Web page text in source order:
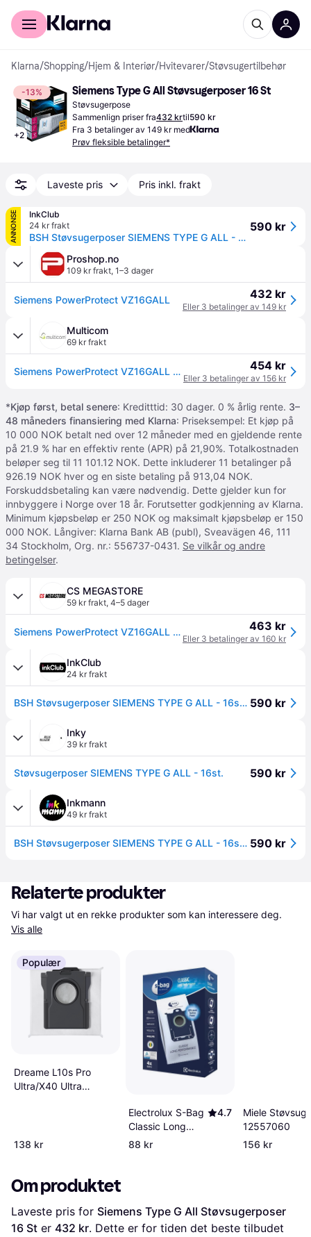
For kunder
Klarna/Shopping/Hjem & Interiør/Hvitevarer/Støvsugertilbehør
-13%
+2
Siemens Type G All Støvsugerposer 16 St
Støvsugerpose
Sammenlign priser fra432 krtil590 kr
Fra 3 betalinger av 149 kr med
Prøv fleksible betalinger*
Laveste pris Pris inkl. frakt
ANNONSE
InkClub
24 kr frakt
BSH Støvsugerposer SIEMENS TYPE G ALL - 16st. VZ16GALL Tilsvarer: N/A
590 kr
Proshop.no
109 kr frakt, 1–3 dager
Siemens PowerProtect VZ16GALL 432 kr
Eller 3 betalinger av 149 kr
Multicom
69 kr frakt
Siemens PowerProtect VZ16GALL - pose (VZ16GALL) 454 kr
Eller 3 betalinger av 156 kr
*Kjøp først, betal senere: Kreditttid: 30 dager. 0 % årlig rente. 3–
48 måneders finansiering med Klarna: Priseksempel: Et kjøp på
10 000 NOK betalt ned over 12 måneder med en gjeldende rente
på 21.9 % har en effektiv rente (APR) på 21,90%. Totalkostnaden
beløper seg til 11 101.12 NOK. Dette inkluderer 11 betalinger på
926.19 NOK hver og en siste betaling på 913,04 NOK.
Forskuddsbetaling kan være nødvendig. Dette gjelder kun for
innbyggere i Norge over 18 år. Forutsetter godkjenning av Klarna.
Minimum kjøpsbeløp er 250 NOK og maksimalt kjøpsbeløp er 150
000 NOK. Långiver: Klarna Bank AB (publ), Sveavägen 46, 111
34 Stockholm, Org. nr.: 556737-0431. Se vilkår og andre
betingelser.
CS MEGASTORE
59 kr frakt, 4–5 dager
Siemens PowerProtect VZ16GALL - Pose - for støvsuger (en pakke 16) - for Q5.0 allergy Z7.0 allergyPlus Z7.0 family allergyPlus 463 kr
Eller 3 betalinger av 160 kr
InkClub
24 kr frakt
BSH Støvsugerposer SIEMENS TYPE G ALL - 16st. VZ16GALL Tilsvarer: N/A 590 kr
Inky
39 kr frakt
Støvsugerposer SIEMENS TYPE G ALL - 16st. 590 kr
Inkmann
49 kr frakt
BSH Støvsugerposer SIEMENS TYPE G ALL - 16st. VZ16GALL 590 kr
Relaterte produkter
Vis alle
Populær
Dreame L10s Pro
Ultra/X40 Ultra
138 kr
Electrolux S-Bag
Classic Long
Performance
4.7
88 kr
Miele
12557060
156 kr
Om produktet
Laveste pris for Siemens Type G All Støvsugerposer
16 St er 432 kr. Dette er for tiden det beste tilbudet